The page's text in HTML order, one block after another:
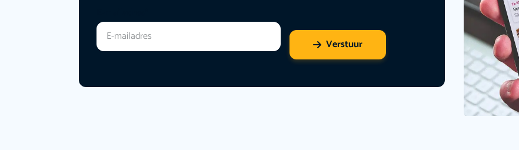
Verstuur